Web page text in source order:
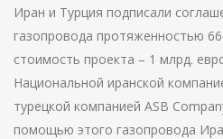
Иран и Турция подписали
газопровода протяженностью
стоимость проекта – 1 млрд.
Национальной иранской
турецкой компанией ASB
помощью этого газопровода